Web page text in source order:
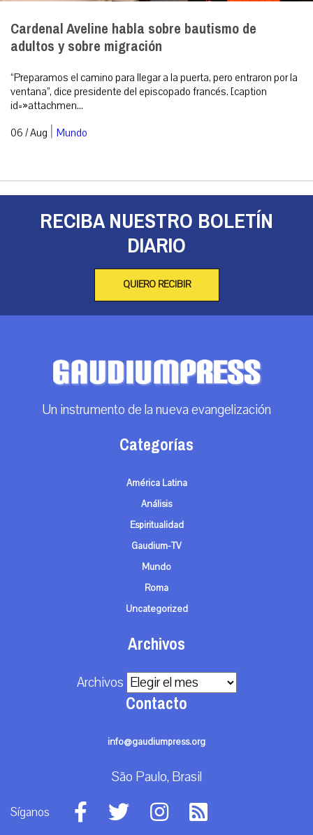
Cardenal Aveline habla sobre bautismo de
adultos y sobre migración
“Preparamos el camino para llegar a la puerta, pero entraron por la
ventana”, dice presidente del episcopado francés. [caption
id=»attachmen...
06 / Aug | Mundo
RECIBA NUESTRO BOLETÍN
DIARIO
QUIERO RECIBIR
Un instrumento de la nueva evangelización
Categorías
América Latina
Análisis
Espiritualidad
Gaudium-TV
Mundo
Roma
Uncategorized
Archivos
Archivos
Contacto
info@gaudiumpress.org
São Paulo, Brasil
Síganos